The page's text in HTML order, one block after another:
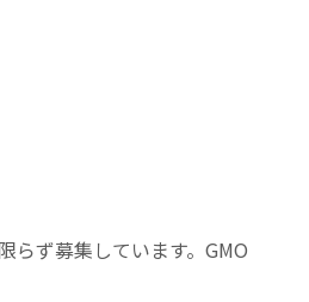
らず募集しています。GMO